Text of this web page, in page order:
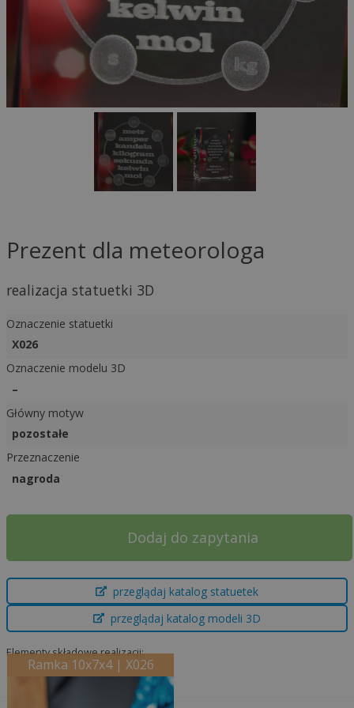
1 / 2
Prezent dla meteorologa
realizacja statuetki 3D
Oznaczenie statuetki
X026
Oznaczenie modelu 3D
–
Główny motyw
pozostałe
Przeznaczenie
nagroda
Dodaj do zapytania
t
e
r
przeglądaj katalog statuetek
przeglądaj katalog modeli 3D
Elementy składowe realizacji:
Ramka 10x7x4 | X026